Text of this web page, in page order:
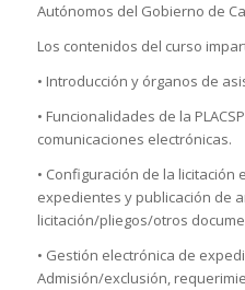
Autónomos del Gobierno de
Los contenidos del curso
• Introducción y órganos de
• Funcionalidades de la
comunicaciones electrónicas.
• Configuración de la licitación
expedientes y publicación de
licitación/pliegos/otros
• Gestión electrónica de
Admisión/exclusión,